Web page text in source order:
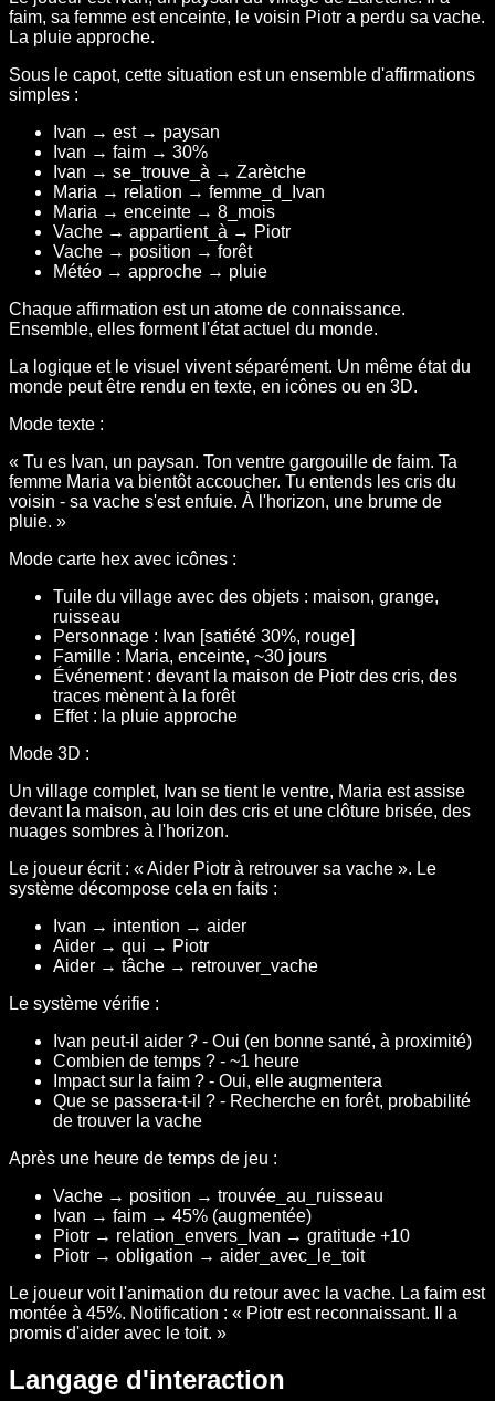
faim, sa femme est enceinte, le voisin Piotr a perdu sa vache.
La pluie approche.
Sous le capot, cette situation est un ensemble d'affirmations
simples :
Ivan → est → paysan
Ivan → faim → 30%
Ivan → se_trouve_à → Zarètche
Maria → relation → femme_d_Ivan
Maria → enceinte → 8_mois
Vache → appartient_à → Piotr
Vache → position → forêt
Météo → approche → pluie
Chaque affirmation est un atome de connaissance.
Ensemble, elles forment l'état actuel du monde.
La logique et le visuel vivent séparément. Un même état du
monde peut être rendu en texte, en icônes ou en 3D.
Mode texte :
« Tu es Ivan, un paysan. Ton ventre gargouille de faim. Ta
femme Maria va bientôt accoucher. Tu entends les cris du
voisin - sa vache s'est enfuie. À l'horizon, une brume de
pluie. »
Mode carte hex avec icônes :
Tuile du village avec des objets : maison, grange,
ruisseau
Personnage : Ivan [satiété 30%, rouge]
Famille : Maria, enceinte, ~30 jours
Événement : devant la maison de Piotr des cris, des
traces mènent à la forêt
Effet : la pluie approche
Mode 3D :
Un village complet, Ivan se tient le ventre, Maria est assise
devant la maison, au loin des cris et une clôture brisée, des
nuages sombres à l'horizon.
Le joueur écrit : « Aider Piotr à retrouver sa vache ». Le
système décompose cela en faits :
Ivan → intention → aider
Aider → qui → Piotr
Aider → tâche → retrouver_vache
Le système vérifie :
Ivan peut-il aider ? - Oui (en bonne santé, à proximité)
Combien de temps ? - ~1 heure
Impact sur la faim ? - Oui, elle augmentera
Que se passera-t-il ? - Recherche en forêt, probabilité
de trouver la vache
Après une heure de temps de jeu :
Vache → position → trouvée_au_ruisseau
Ivan → faim → 45% (augmentée)
Piotr → relation_envers_Ivan → gratitude +10
Piotr → obligation → aider_avec_le_toit
Le joueur voit l'animation du retour avec la vache. La faim est
montée à 45%. Notification : « Piotr est reconnaissant. Il a
promis d'aider avec le toit. »
Langage d'interaction